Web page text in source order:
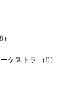
）
ケストラ
（9）